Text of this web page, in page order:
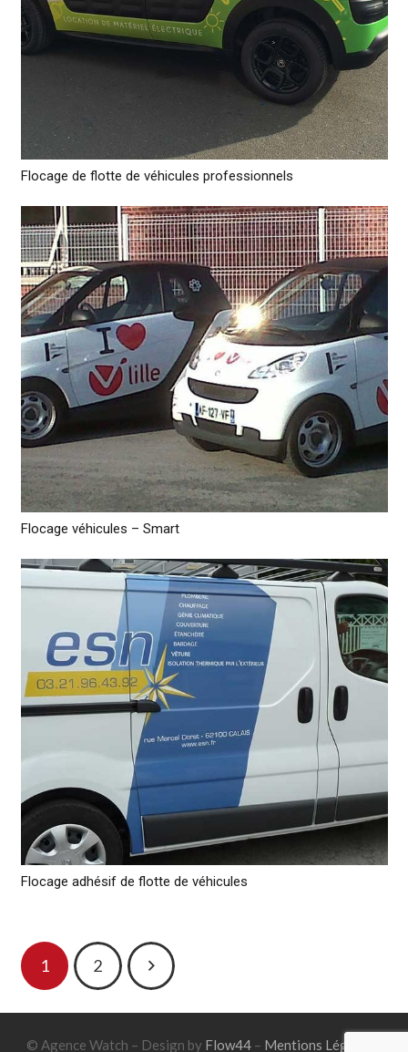
Flocage de flotte de véhicules professionnels
Flocage véhicules – Smart
Flocage adhésif de flotte de véhicules
1 2
© Agence Watch – Design by Flow44– Mentions Légales